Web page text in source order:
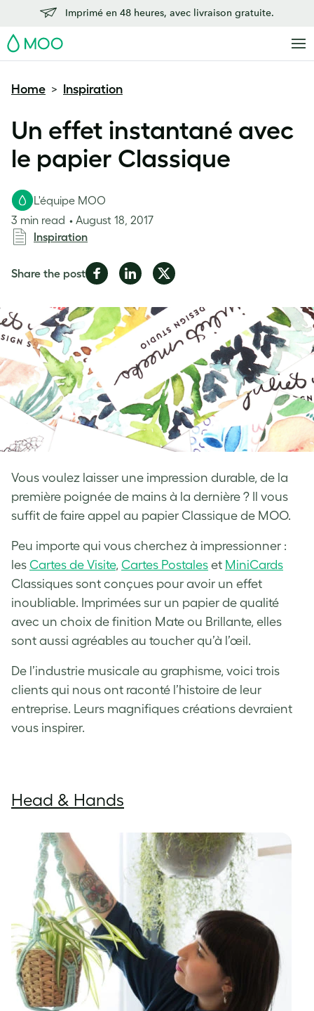
Imprimé en 48 heures, avec livraison gratuite.
MOO
Home > Inspiration
Un effet instantané avec
le papier Classique
L'équipe MOO
3 min read
August 18, 2017
Inspiration
Share the postShare
Facebook
Share
LinkedIn
Share
Twitter
Vous voulez laisser une impression durable, de la
première poignée de mains à la dernière ? Il vous
suffit de faire appel au papier Classique de MOO.
Peu importe qui vous cherchez à impressionner :
les Cartes de Visite, Cartes Postales et MiniCards
Classiques sont conçues pour avoir un effet
inoubliable. Imprimées sur un papier de qualité
avec un choix de finition Mate ou Brillante, elles
sont aussi agréables au toucher qu’à l’œil.
De l’industrie musicale au graphisme, voici trois
clients qui nous ont raconté l’histoire de leur
entreprise. Leurs magnifiques créations devraient
vous inspirer.
Head & Hands